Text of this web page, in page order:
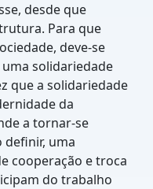
desde que
Para que
deve-se
solidariedade
que a solidariedade
da
a tornar-se
definir, uma
cooperação e troca
do trabalho